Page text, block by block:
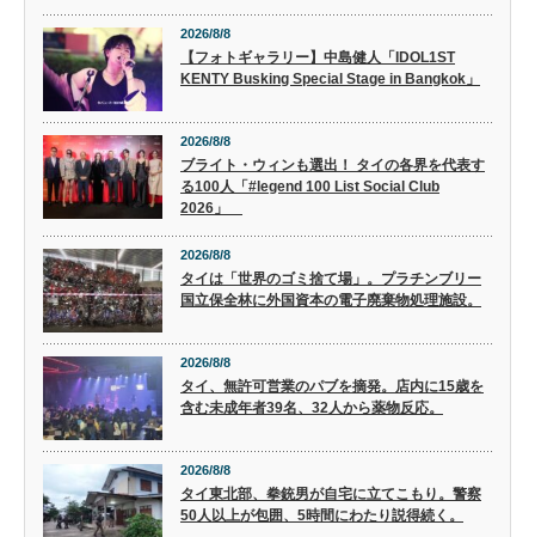
2026/8/8
【フォトギャラリー】中島健人「IDOL1ST
KENTY Busking Special Stage in Bangkok」
2026/8/8
ブライト・ウィンも選出！ タイの各界を代表す
る100人「#legend 100 List Social Club
2026」
2026/8/8
タイは「世界のゴミ捨て場」。プラチンブリー
国立保全林に外国資本の電子廃棄物処理施設。
2026/8/8
タイ、無許可営業のパブを摘発。店内に15歳を
含む未成年者39名、32人から薬物反応。
2026/8/8
タイ東北部、拳銃男が自宅に立てこもり。警察
50人以上が包囲、5時間にわたり説得続く。